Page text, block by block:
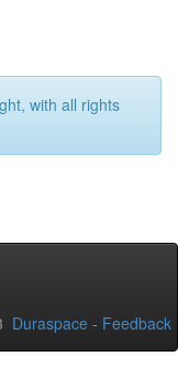
with all rights
Duraspace - Feedback